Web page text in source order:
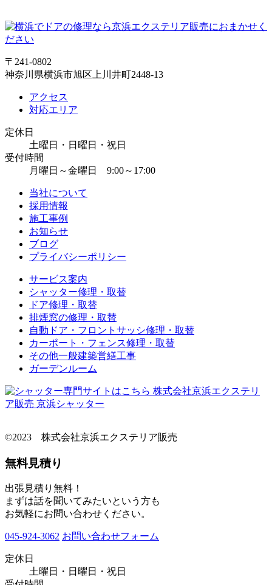
〒241-0802
神奈川県横浜市旭区上川井町2448-13
アクセス
対応エリア
定休日
土曜日・日曜日・祝日
受付時間
月曜日～金曜日 9:00～17:00
当社について
採用情報
施工事例
お知らせ
ブログ
プライバシーポリシー
サービス案内
シャッター修理・取替
ドア修理・取替
排煙窓の修理・取替
自動ドア・フロントサッシ修理・取替
カーポート・フェンス修理・取替
その他一般建築営繕工事
ガーデンルーム
©2023 株式会社京浜エクステリア販売
無料見積り
出張見積り無料！
まずは話を聞いてみたいという方も
お気軽にお問い合わせください。
045-924-3062 お問い合わせフォーム
定休日
土曜日・日曜日・祝日